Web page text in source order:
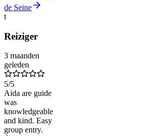
de Seine
t
Reiziger
3 maanden
geleden
5/5
Aida are guide
was
knowledgeable
and kind. Easy
group entry.